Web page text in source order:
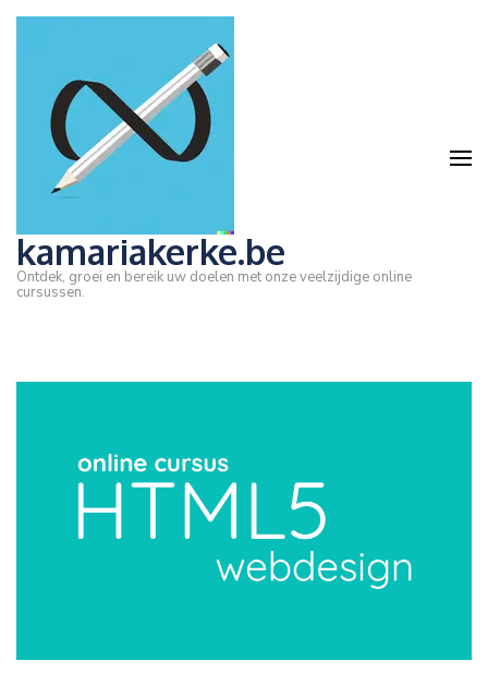
Ga
Enter)
kamariakerke.be
Ontdek, groei en bereik uw doelen met onze veelzijdige online
cursussen.